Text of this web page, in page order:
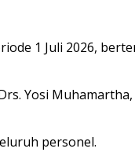
1 Juli 2026,
Yosi
personel.